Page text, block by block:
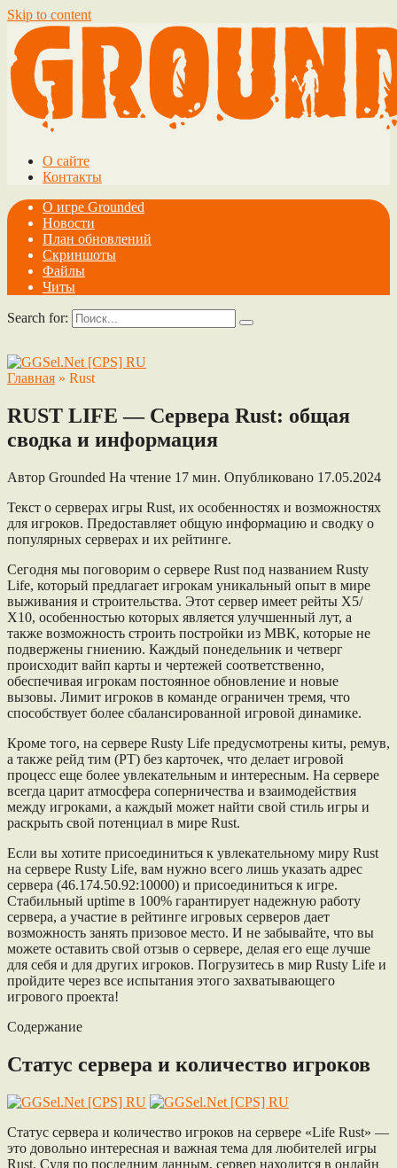
Skip to content
О сайте
Контакты
О игре Grounded
Новости
План обновлений
Скриншоты
Файлы
Читы
Search for:
Главная » Rust
RUST LIFE — Сервера Rust: общая
сводка и информация
Автор Grounded На чтение 17 мин. Опубликовано 17.05.2024
Текст о серверах игры Rust, их особенностях и возможностях
для игроков. Предоставляет общую информацию и сводку о
популярных серверах и их рейтинге.
Сегодня мы поговорим о сервере Rust под названием Rusty
Life, который предлагает игрокам уникальный опыт в мире
выживания и строительства. Этот сервер имеет рейты Х5/
Х10, особенностью которых является улучшенный лут, а
также возможность строить постройки из МВК, которые не
подвержены гниению. Каждый понедельник и четверг
происходит вайп карты и чертежей соответственно,
обеспечивая игрокам постоянное обновление и новые
вызовы. Лимит игроков в команде ограничен тремя, что
способствует более сбалансированной игровой динамике.
Кроме того, на сервере Rusty Life предусмотрены киты, ремув,
а также рейд тим (РТ) без карточек, что делает игровой
процесс еще более увлекательным и интересным. На сервере
всегда царит атмосфера соперничества и взаимодействия
между игроками, а каждый может найти свой стиль игры и
раскрыть свой потенциал в мире Rust.
Если вы хотите присоединиться к увлекательному миру Rust
на сервере Rusty Life, вам нужно всего лишь указать адрес
сервера (46.174.50.92:10000) и присоединиться к игре.
Стабильный uptime в 100% гарантирует надежную работу
сервера, а участие в рейтинге игровых серверов дает
возможность занять призовое место. И не забывайте, что вы
можете оставить свой отзыв о сервере, делая его еще лучше
для себя и для других игроков. Погрузитесь в мир Rusty Life и
пройдите через все испытания этого захватывающего
игрового проекта!
Содержание
Статус сервера и количество игроков
Статус сервера и количество игроков на сервере «Life Rust» —
это довольно интересная и важная тема для любителей игры
Rust. Судя по последним данным, сервер находится в онлайн